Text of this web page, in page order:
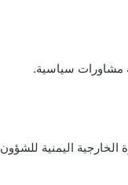
مشاورات سياسية.
اليمنية للشؤون